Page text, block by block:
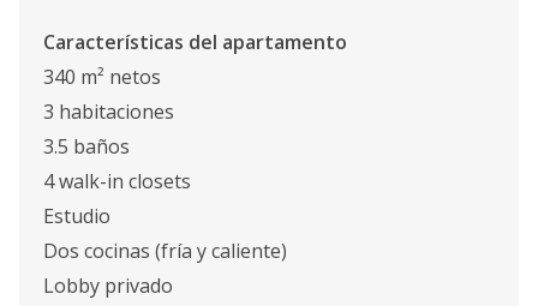
Características del apartamento
340 m² netos
3 habitaciones
3.5 baños
4 walk-in closets
Estudio
Dos cocinas (fría y caliente)
Lobby privado